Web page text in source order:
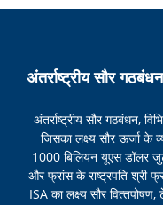
अंतर्राष्ट्रीय सौर
अंतर्राष्ट्रीय सौर गठबंधन,
जिसका लक्ष्‍य सौर ऊर्जा
1000 बिलियन यूएस डॉलर
और फ्रांस के राष्‍ट्रपति श्री
ISA का लक्ष्‍य सौर